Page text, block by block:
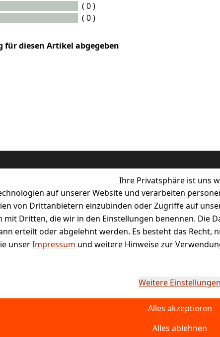
( 0 )
( 0 )
für diesen Artikel abgegeben
Ihre Privatsphäre ist uns
auf unserer Website und verarbeiten
von Drittanbietern einzubinden oder Zugriffe auf
mit Dritten, die wir in den Einstellungen benennen.
erteilt oder abgelehnt werden. Es besteht das
unserImpressum und weitere Hinweise zur
Weitere Einstellungen
Alles akzeptieren
Alles ablehnen
Kontakt
Registrieren
Retourenportal